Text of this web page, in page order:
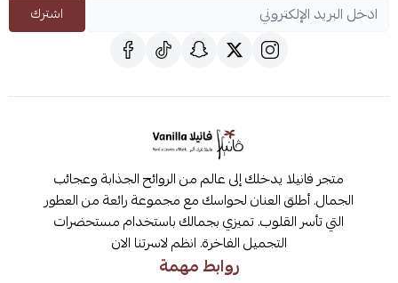
اشترك
متجر فانيلا يدخلك إلى عالم من الروائح الجذابة وعجائب
الجمال. أطلق العنان لحواسك مع مجموعة رائعة من العطور
التي تأسر القلوب. تميزي بجمالك باستخدام مستحضرات
التجميل الفاخرة. انظم لاسرتنا الان
روابط مهمة